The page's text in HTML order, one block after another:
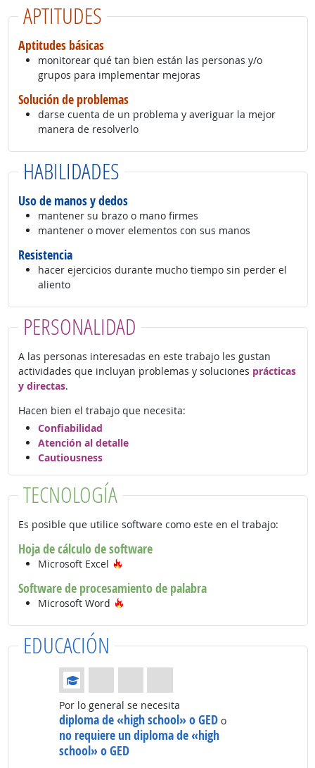
APTITUDES
Aptitudes básicas
monitorear qué tan bien están las personas y/o
grupos para implementar mejoras
Solución de problemas
darse cuenta de un problema y averiguar la mejor
manera de resolverlo
HABILIDADES
Uso de manos y dedos
mantener su brazo o mano firmes
mantener o mover elementos con sus manos
Resistencia
hacer ejercicios durante mucho tiempo sin perder el
aliento
PERSONALIDAD
A las personas interesadas en este trabajo les gustan
actividades que incluyan problemas y soluciones prácticas
y directas.
Hacen bien el trabajo que necesita:
Confiabilidad
Atención al detalle
Cautiousness
TECNOLOGÍA
Es posible que utilice software como este en el trabajo:
Hoja de cálculo de software
Microsoft Excel
Software de procesamiento de palabra
Microsoft Word
EDUCACIÓN
Educación: (Calificación 1 de 4)
Por lo general se necesita
diploma de «high school» o GED o
no requiere un diploma de «high
school» o GED